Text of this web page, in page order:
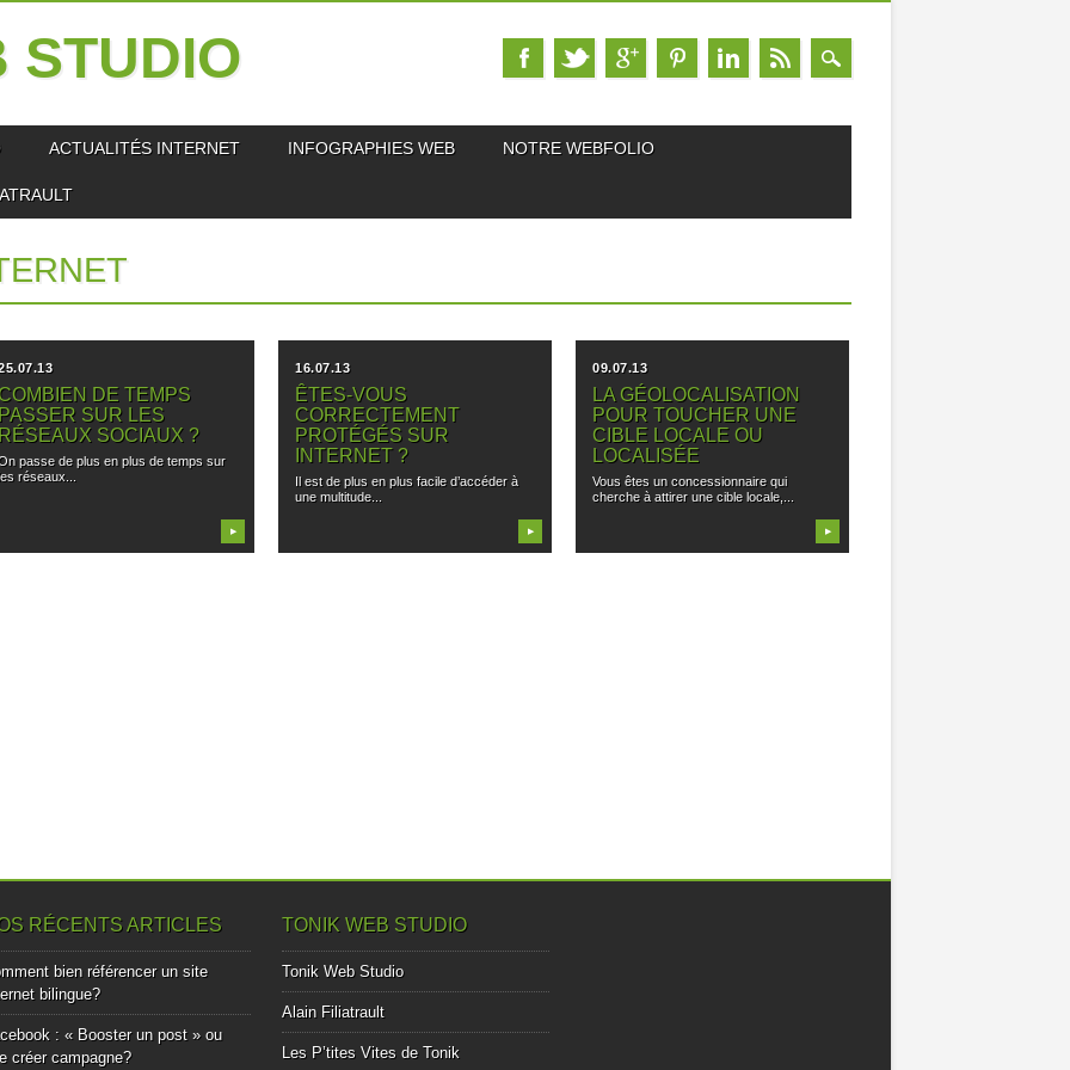
STUDIO
ACTUALITÉS INTERNET INFOGRAPHIES WEB NOTRE WEBFOLIO
COMBIEN DE TEMPS
PASSER SUR LES
RÉSEAUX SOCIAUX ?
passe de plus en plus de temps sur
réseaux...
▶
16.07.13
ÊTES-VOUS
CORRECTEMENT
PROTÉGÉS SUR
INTERNET ?
Il est de plus en plus facile d’accéder à
une multitude...
▶
09.07.13
LA GÉOLOCALISATION
POUR TOUCHER UNE
CIBLE LOCALE OU
LOCALISÉE
Vous êtes un concessionnaire qui
cherche à attirer une cible locale,...
▶
RÉCENTS ARTICLES
bien référencer un site
bilingue?
: « Booster un post » ou
créer campagne?
TONIK WEB STUDIO
Tonik Web Studio
Alain Filiatrault
Les P’tites Vites de Tonik